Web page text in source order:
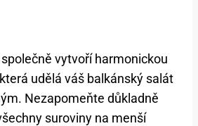
‌vytvoří ⁤harmonickou
udělá váš⁤ balkánský salát
Nezapomeňte důkladně
suroviny na menší